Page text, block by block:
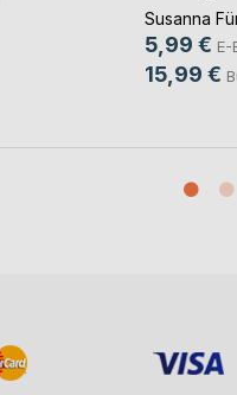
Susanna
5,99 € E-
15,99 €